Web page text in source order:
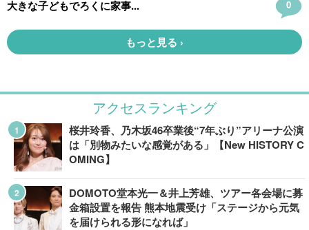
アクセスランキング
桜井玲香、乃木坂46卒業後“7年ぶり”アリーナ公演
は「別物みたいな感覚がある」【New HISTORY C
OMING】
DOMOTO堂本光一＆井上芳雄、ツアー各会場に募
金箱設置を報告 熊本地震受け「ステージから元気
を届けられる形になれば」